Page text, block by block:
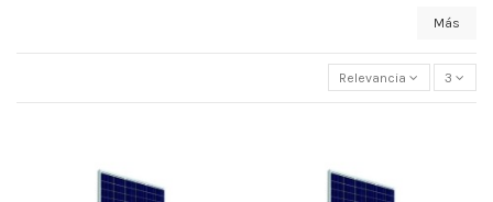
Más
Relevancia 3